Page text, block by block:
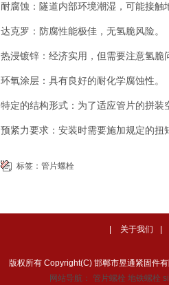
耐腐蚀：隧道内部环境潮湿，可能接触
达克罗：防腐性能极佳，无氢脆风险。
热浸镀锌：经济实用，但需要注意氢脆
环氧涂层：具有良好的耐化学腐蚀性。
特定的结构形式：为了适应管片的拼装
预紧力要求：安装时需要施加规定的扭
标签： 管片螺栓
关于我们
版权所有 Copyright(C) 邯郸市昱通紧固件有
网站导航： 管片螺栓 地铁螺栓